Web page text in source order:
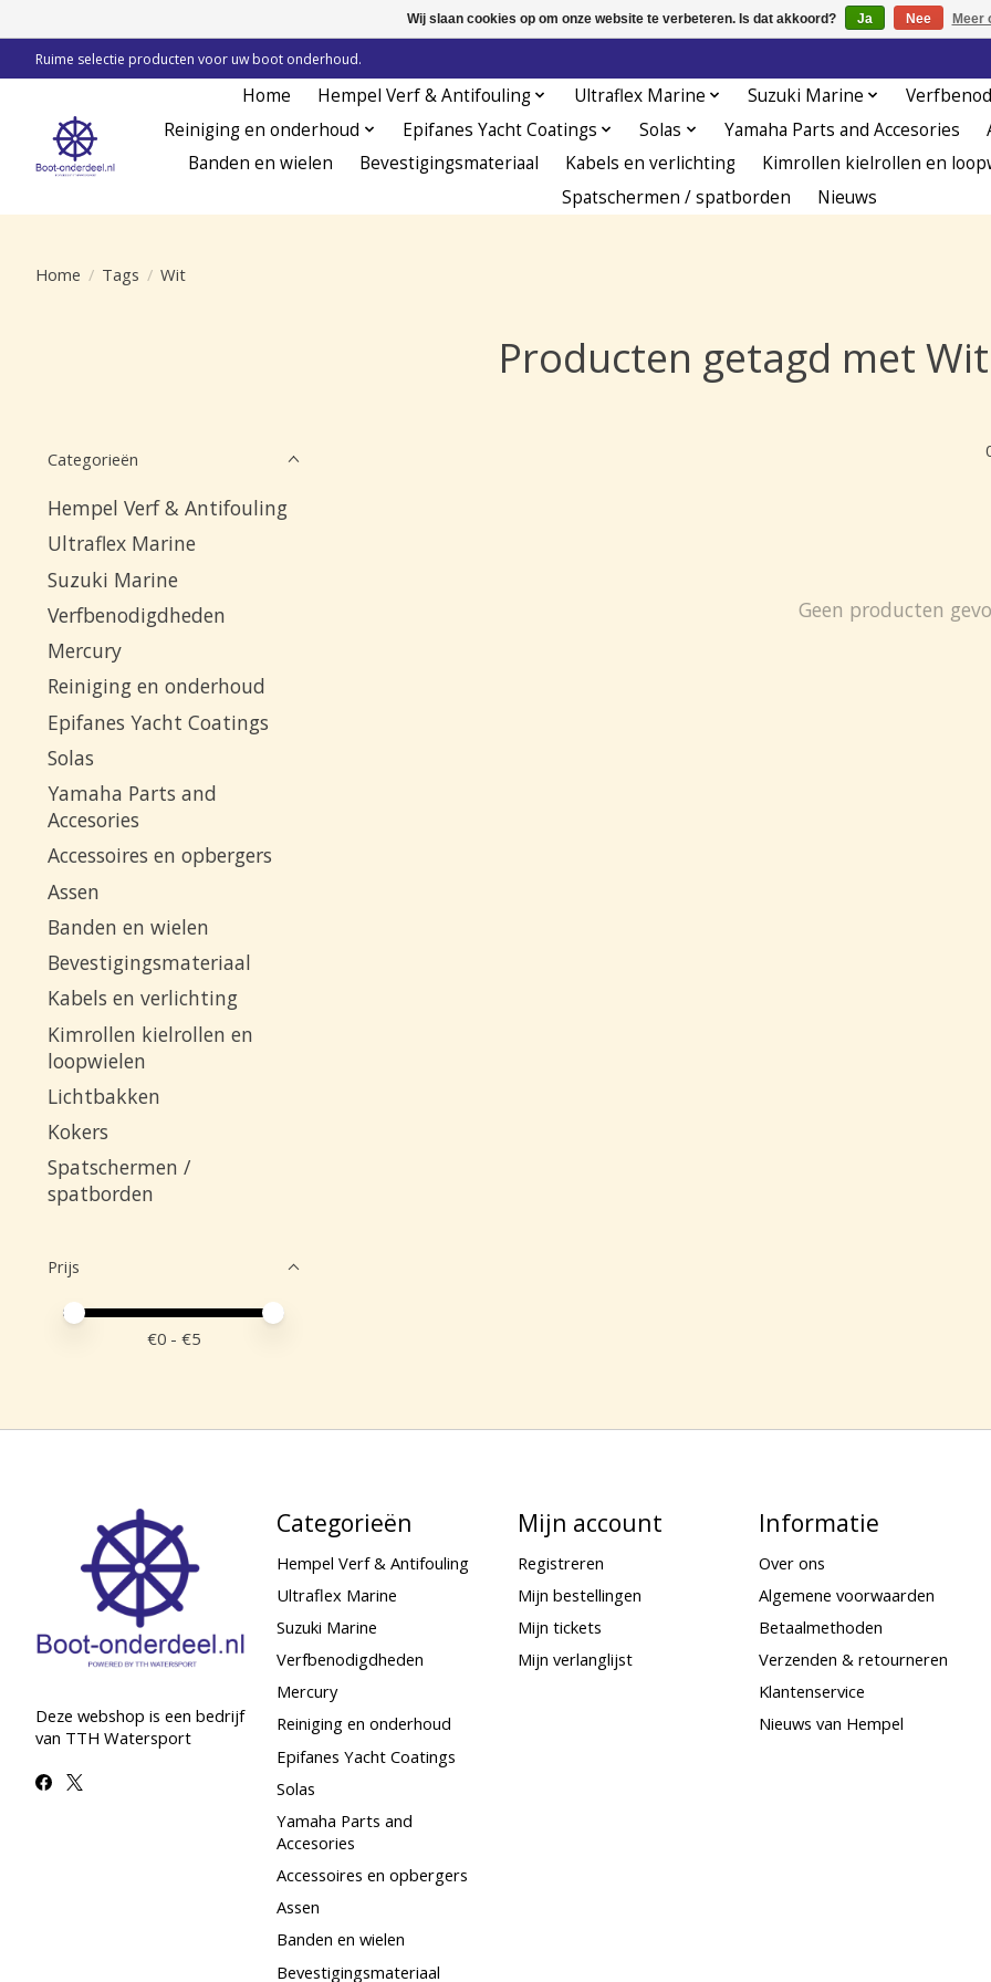
Ruime selectie producten voor uw boot onderhoud.
Home Hempel Verf & Antifouling Ultraflex Marine Suzuki Marine
Reiniging en onderhoud
Epifanes Yacht Coatings Solas Yamaha Parts and Accesories
Banden en wielen
Bevestigingsmateriaal Kabels en verlichting Kimrollen kielrollen en
Spatschermen / spatborden
Nieuws
Home / Tags / Wit
Producten getagd met Wit
Categorieën
Hempel Verf & Antifouling
Ultraflex Marine
Suzuki Marine
Verfbenodigdheden
Mercury
Reiniging en onderhoud
Epifanes Yacht Coatings
Solas
Yamaha Parts and
Accesories
Accessoires en opbergers
Assen
Banden en wielen
Bevestigingsmateriaal
Kabels en verlichting
Kimrollen kielrollen en
loopwielen
Lichtbakken
Kokers
Spatschermen /
spatborden
Prijs
Minimale prijswaarde
Price maximum value
€0 - €5
Geen producten
Deze webshop is een bedrijf
van TTH Watersport
Categorieën
Hempel Verf & Antifouling
Ultraflex Marine
Suzuki Marine
Verfbenodigdheden
Mercury
Reiniging en onderhoud
Epifanes Yacht Coatings
Solas
Yamaha Parts and
Accesories
Accessoires en opbergers
Assen
Banden en wielen
Bevestigingsmateriaal
Mijn account
Registreren
Mijn bestellingen
Mijn tickets
Mijn verlanglijst
Informatie
Over ons
Algemene voorwaarden
Betaalmethoden
Verzenden & retourneren
Klantenservice
Nieuws van Hempel
Wij slaan cookies op om onze website te verbeteren. Is dat akkoord? Ja Nee Meer